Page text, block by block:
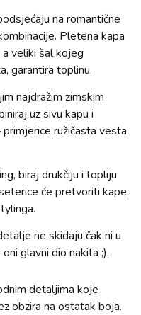
na romantične
Pletena kapa
veliki šal kojeg
garantira toplinu.
najdražim zimskim
uz sivu kapu i
ružičasta vesta
biraj drukčiju i topliju
će pretvoriti kape,
ne skidaju čak ni u
glavni dio nakita ;).
detaljima koje
obzira na ostatak boja.